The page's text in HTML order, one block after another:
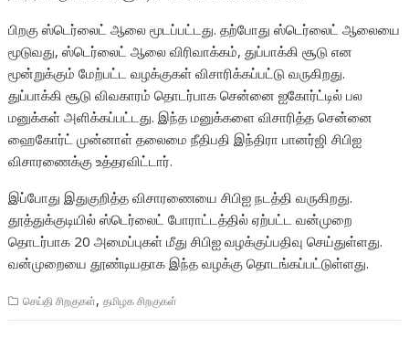
பிறகு ஸ்டெர்லைட் ஆலை மூடப்பட்டது. தற்போது ஸ்டெர்லைட் ஆலையை
மூடுவது, ஸ்டெர்லைட் ஆலை விரிவாக்கம், துப்பாக்கி சூடு என
மூன்றுக்கும் மேற்பட்ட வழக்குகள் விசாரிக்கப்பட்டு வருகிறது.
துப்பாக்கி சூடு விவகாரம் தொடர்பாக சென்னை ஐகோர்ட்டில் பல
மனுக்கள் அளிக்கப்பட்டது. இந்த மனுக்களை விசாரித்த சென்னை
ஹைகோர்ட் முன்னாள் தலைமை நீதிபதி இந்திரா பானர்ஜி சிபிஐ
விசாரணைக்கு உத்தரவிட்டார்.
இப்போது இதுகுறித்த விசாரணையை சிபிஐ நடத்தி வருகிறது.
தூத்துக்குடியில் ஸ்டெர்லைட் போராட்டத்தில் ஏற்பட்ட வன்முறை
தொடர்பாக 20 அமைப்புகள் மீது சிபிஐ வழக்குப்பதிவு செய்துள்ளது.
வன்முறையை தூண்டியதாக இந்த வழக்கு தொடங்கப்பட்டுள்ளது.
செய்தி சிறகுகள்,தமிழக சிறகுகள்